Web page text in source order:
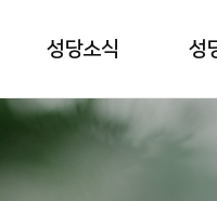
성당소식 성